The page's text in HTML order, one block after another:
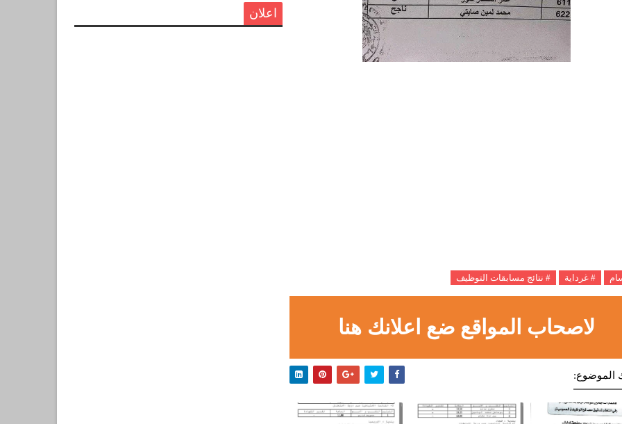
# غرداية # نتائج مسابقات التوظيف
لاصحاب المواقع ضع اعلانك هنا
الموضوع:
اعلان